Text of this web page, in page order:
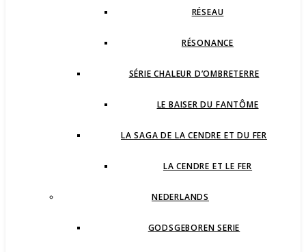
RÉSEAU
RÉSONANCE
SÉRIE CHALEUR D’OMBRETERRE
LE BAISER DU FANTÔME
LA SAGA DE LA CENDRE ET DU FER
LA CENDRE ET LE FER
NEDERLANDS
GODSGEBOREN SERIE